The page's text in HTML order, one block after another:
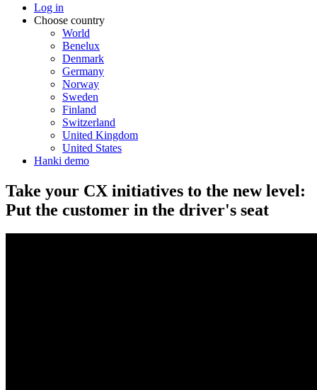
Log in
Choose country
World
Benelux
Denmark
Germany
Norway
Sweden
Finland
Switzerland
United Kingdom
United States
Hanki demo
Take your CX initiatives to the new level:
Put the customer in the driver's seat